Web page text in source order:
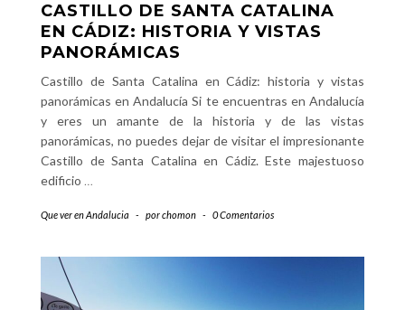
CASTILLO DE SANTA CATALINA
EN CÁDIZ: HISTORIA Y VISTAS
PANORÁMICAS
Castillo de Santa Catalina en Cádiz: historia y vistas
panorámicas en Andalucía Si te encuentras en Andalucía
y eres un amante de la historia y de las vistas
panorámicas, no puedes dejar de visitar el impresionante
Castillo de Santa Catalina en Cádiz. Este majestuoso
edificio …
Que ver en Andalucia - porchomon - 0 Comentarios